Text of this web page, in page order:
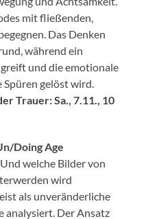
mit fließenden,
Das Denken
während ein
und die emotionale
gelöst wird.
Trauer: Sa., 7.11., 10
Doing Age
welche Bilder von
wird
als unveränderliche
analysiert. Der Ansatz